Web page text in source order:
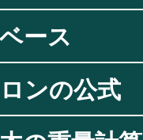
ース
ンの公式